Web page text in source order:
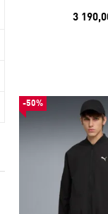
3
-50%